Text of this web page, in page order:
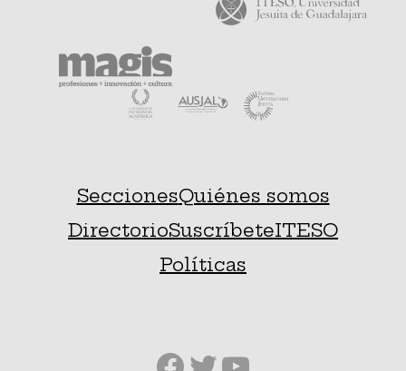
SeccionesQuiénes somos
DirectorioSuscríbeteITESO
Políticas